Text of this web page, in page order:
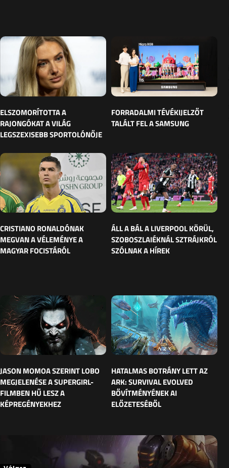
ELSZOMORÍTOTTA A
RAJONGÓKAT A VILÁG
LEGSZEXISEBB SPORTOLÓNŐJE
FORRADALMI TÉVÉKIJELZŐT
TALÁLT FEL A SAMSUNG
CRISTIANO RONALDÓNAK
MEGVAN A VÉLEMÉNYE A
MAGYAR FOCISTÁRÓL
ÁLL A BÁL A LIVERPOOL KÖRÜL,
SZOBOSZLAIÉKNÁL SZTRÁJKRÓL
SZÓLNAK A HÍREK
JASON MOMOA SZERINT LOBO
MEGJELENÉSE A SUPERGIRL-
FILMBEN HŰ LESZ A
KÉPREGÉNYEKHEZ
HATALMAS BOTRÁNY LETT AZ
ARK: SURVIVAL EVOLVED
BŐVÍTMÉNYÉNEK AI
ELŐZETESÉBŐL